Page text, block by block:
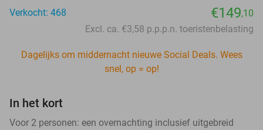
Verkocht: 468
€149,10
Excl. ca. €3,58 p.p.p.n. toeristenbelasting
Dagelijks om middernacht nieuwe Social Deals. Wees
snel, op = op!
In het kort
Voor 2 personen: een overnachting inclusief uitgebreid